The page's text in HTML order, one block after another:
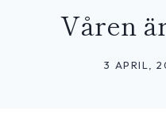
Våren
3 APRIL,